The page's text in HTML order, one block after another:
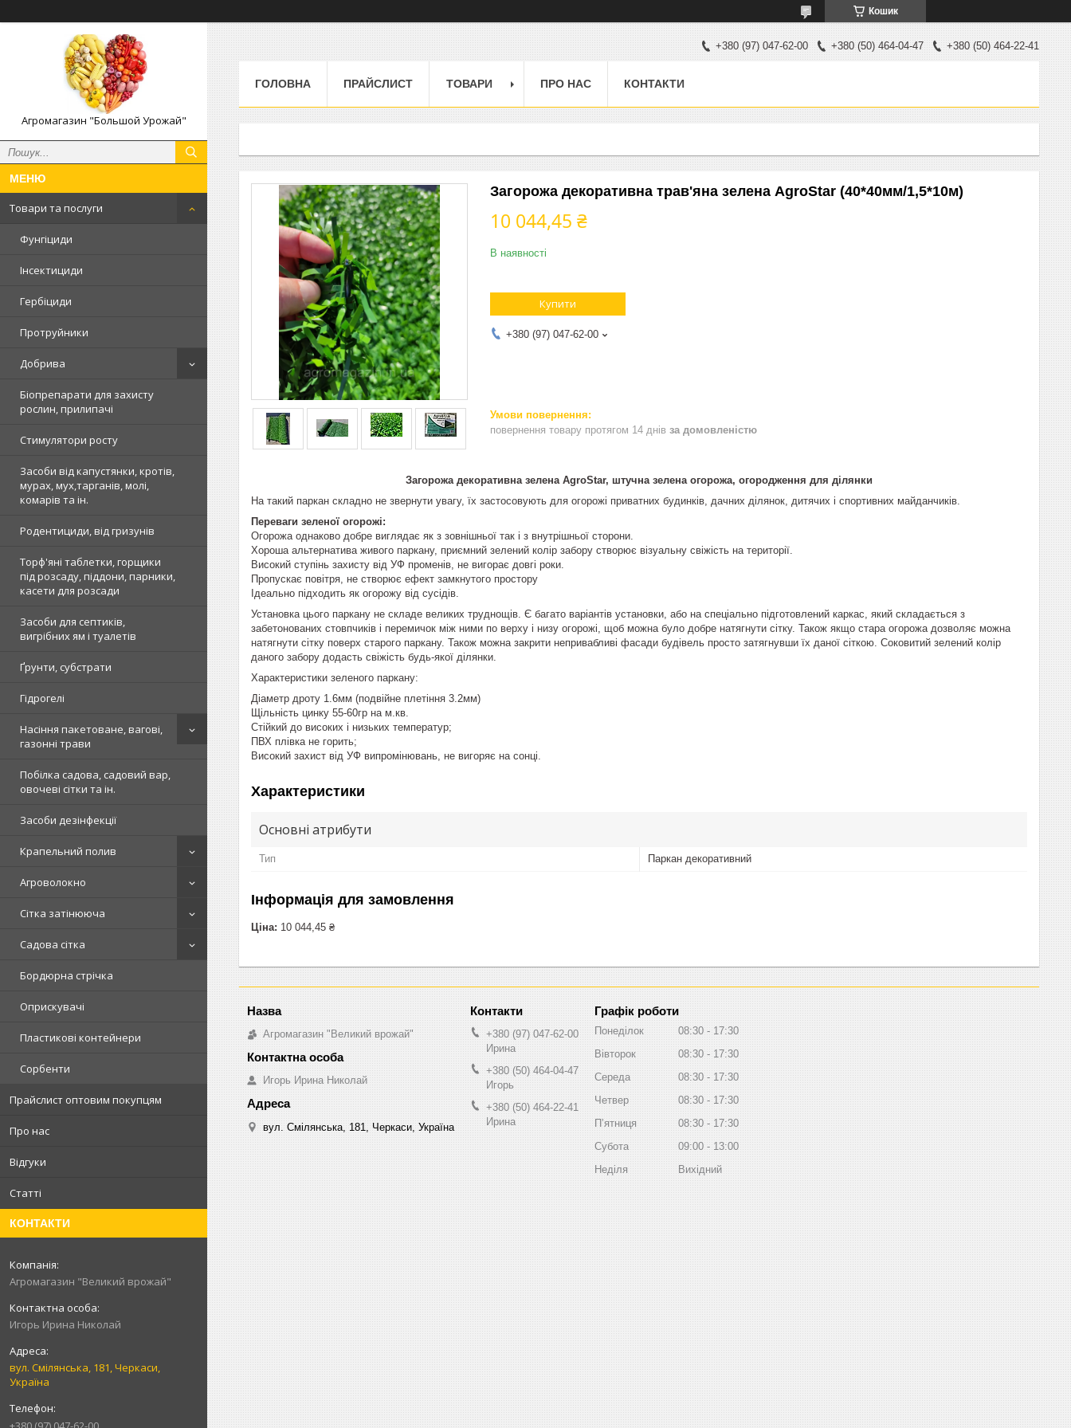
Кошик
Агромагазин "Большой Урожай"
Товари та послуги
Фунгіциди
Інсектициди
Гербіциди
Протруйники
Добрива
Біопрепарати для захисту
рослин, прилипачі
Стимулятори росту
Засоби від капустянки, кротів,
мурах, мух,тарганів, молі,
комарів та ін.
Родентициди, від гризунів
Торф'яні таблетки, горщики
під розсаду, піддони, парники,
касети для розсади
Засоби для септиків,
вигрібних ям і туалетів
Ґрунти, субстрати
Гідрогелі
Насіння пакетоване, вагові,
газонні трави
Побілка садова, садовий вар,
овочеві сітки та ін.
Засоби дезінфекції
Крапельний полив
Агроволокно
Сітка затінююча
Садова сітка
Бордюрна стрічка
Оприскувачі
Пластикові контейнери
Сорбенти
Прайслист оптовим покупцям
Про нас
Відгуки
Статті
КОНТАКТИ
Агромагазин "Великий врожай"
Игорь Ирина Николай
вул. Смілянська, 181, Черкаси,
Україна
+380 (97) 047-62-00 +380 (50) 464-04-47 +380 (50) 464-22-41
ГОЛОВНА ПРАЙСЛИСТ ТОВАРИ ПРО НАС КОНТАКТИ
Загорожа декоративна трав'яна зелена AgroStar (40*40мм/1,5*10м)
10 044,45 ₴
В наявності
Купити
+380 (97) 047-62-00
повернення товару протягом 14 днів за домовленістю
Загорожа декоративна зелена AgroStar, штучна зелена огорожа, огородження для ділянки
На такий паркан складно не звернути увагу, їх застосовують для огорожі приватних будинків, дачних ділянок, дитячих і спортивних майданчиків.
Переваги зеленої огорожі:
Огорожа однаково добре виглядає як з зовнішньої так і з внутрішньої сторони.
Хороша альтернатива живого паркану, приємний зелений колір забору створює візуальну свіжість на території.
Високий ступінь захисту від УФ променів, не вигорає довгі роки.
Пропускає повітря, не створює ефект замкнутого простору
Ідеально підходить як огорожу від сусідів.
Установка цього паркану не складе великих труднощів. Є багато варіантів установки, або на спеціально підготовлений каркас, який складається з
забетонованих стовпчиків і перемичок між ними по верху і низу огорожі, щоб можна було добре натягнути сітку. Також якщо стара огорожа дозволяє можна
натягнути сітку поверх старого паркану. Також можна закрити непривабливі фасади будівель просто затягнувши їх даної сіткою. Соковитий зелений колір
даного забору додасть свіжість будь-якої ділянки.
Характеристики зеленого паркану:
Діаметр дроту 1.6мм (подвійне плетіння 3.2мм)
Щільність цинку 55-60гр на м.кв.
Стійкий до високих і низьких температур;
ПВХ плівка не горить;
Високий захист від УФ випромінювань, не вигоряє на сонці.
Характеристики
Основні атрибути
Тип Паркан декоративний
Інформація для замовлення
Ціна: 10 044,45 ₴
Агромагазин "Великий врожай"
Игорь Ирина Николай
вул. Смілянська, 181, Черкаси, Україна
+380 (97) 047-62-00
Ирина
+380 (50) 464-04-47
Игорь
+380 (50) 464-22-41
Ирина
Графік роботи
Понеділок 08:30
17:30
Вівторок
08:30
17:30
Середа
08:30
17:30
Четвер
08:30
17:30
Пʼятниця
08:30
17:30
Субота
09:00
13:00
Неділя
Вихідний